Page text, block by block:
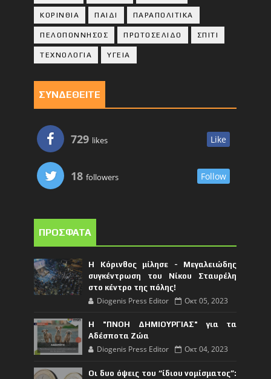
ΚΟΡΙΝΘΙA ΠΑΙΔΙ ΠΑΡΑΠΟΛΙΤΙΚΑ
ΠΕΛΟΠΟΝΝΗΣΟΣ ΠΡΩΤΟΣΕΛΙΔΟ ΣΠΙΤΙ
ΤΕΧΝΟΛΟΓΙΑ ΥΓΕΙΑ
ΣΥΝΔΕΘΕΙΤΕ
729 likes Like
18 followers Follow
ΠΡΟΣΦΑΤΑ
Η Κόρινθος μίλησε - Μεγαλειώδης
συγκέντρωση του Νίκου Σταυρέλη
στο κέντρο της πόλης!
Diogenis Press Editor Οκτ 05, 2023
Η "ΠΝΟΗ ΔΗΜΙΟΥΡΓΙΑΣ" για τα
Αδέσποτα Ζώα
Diogenis Press Editor Οκτ 04, 2023
Οι δυο όψεις του “ίδιου νομίσματος”: